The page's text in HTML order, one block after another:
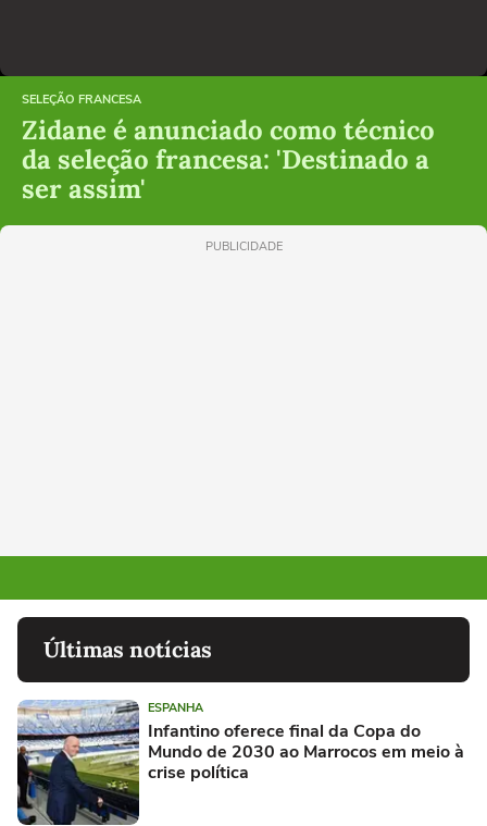
SELEÇÃO FRANCESA
Zidane é anunciado como técnico
da seleção francesa: 'Destinado a
ser assim'
PUBLICIDADE
Últimas notícias
ESPANHA
Infantino oferece final da Copa do
Mundo de 2030 ao Marrocos em meio à
crise política